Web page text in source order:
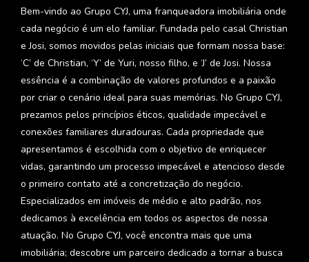
Bem-vindo ao Grupo CYJ, uma franqueadora imobiliária onde
cada negócio é um elo familiar. Fundada pelo casal Christian
e Josi, somos movidos pelas iniciais que formam nossa base:
‘C’ de Christian, ‘Y’ de Yuri, nosso filho, e ‘J’ de Josi. Nossa
essência é a combinação de valores profundos e a paixão
por criar o cenário ideal para suas memórias. No Grupo CYJ,
prezamos pelos princípios éticos, qualidade impecável e
conexões familiares duradouras. Cada propriedade que
apresentamos é escolhida com o objetivo de enriquecer
vidas, garantindo um processo impecável e atencioso desde
o primeiro contato até a concretização do negócio.
Especializados em imóveis de médio e alto padrão, nos
dedicamos à excelência em todos os aspectos de nossa
atuação. No Grupo CYJ, você encontra mais que uma
imobiliária; descobre um parceiro dedicado a tornar a busca